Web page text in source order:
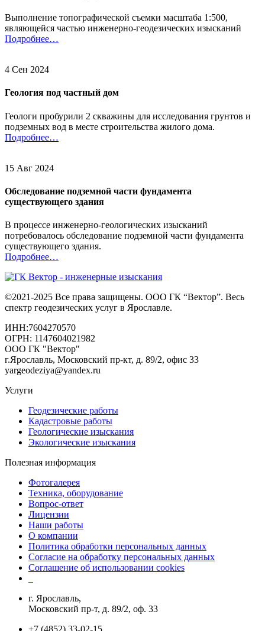
Выполнение топографической съемки масштаба 1:500,
являющейся частью инженерно-геодезических изысканий
Подробнее…
4 Сен 2024
Геология под частный дом
Геологи пробурили 2 скважины для исследования грунтов и
подземных вод в месте строительства жилого дома.
Подробнее…
15 Авг 2024
Обследование подземной части фундамента
существующего здания
В процессе инженерно-геологических изысканий
потребовалось обследование подземной части фундамента
существующего здания.
Подробнее…
©2021-2025 Все права защищены. ООО ГК “Вектор”. Весь
спектр геодезических услуг в Ярославле.
ИНН:7604270570
ОГРН: 1147604021982
ООО ГК "Вектор"
г.Ярославль, Московский пр-кт, д. 89/2, офис 33
yargeodeziya@yandex.ru
Услуги
Геодезические работы
Кадастровые работы
Геологические изыскания
Экологические изыскания
Полезная информация
Фотогалерея
Техника, оборудование
Вопрос-ответ
Лицензии
Наши работы
О компании
Политика обработки персональных данных
Согласие на обработку персональных данных
Соглашение об использовании cookies
г. Ярославль,
Московский пр-т, д. 89/2, оф. 33
+7 (4852) 33-02-15